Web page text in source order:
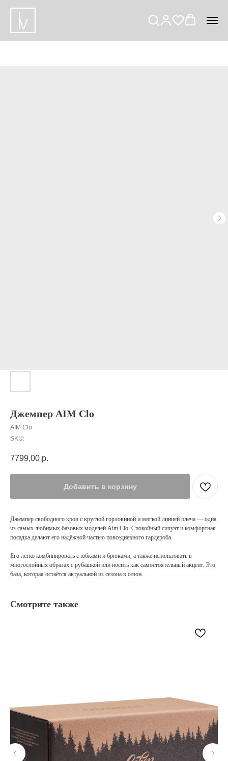
Джемпер AIM Clo
AIM Clo
SKU:
7799,00 р.
Добавить в корзину
Джемпер свободного кроя с круглой горловиной и мягкой линией плеча — одна
из самых любимых базовых моделей Aim Clo. Спокойный силуэт и комфортная
посадка делают его надёжной частью повседневного гардероба.
Его легко комбинировать с юбками и брюками, а также использовать в
многослойных образах с рубашкой или носить как самостоятельный акцент. Это
база, которая остаётся актуальной из сезона в сезон.
Смотрите также